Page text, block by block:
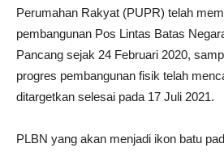
Perumahan Rakyat (PUPR) telah
pembangunan Pos Lintas Batas
Pancang sejak 24 Februari 2020,
progres pembangunan fisik telah
ditargetkan selesai pada 17 Juli 2021.
PLBN yang akan menjadi ikon batu